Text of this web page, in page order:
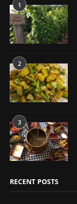
1
2
3
RECENT POSTS